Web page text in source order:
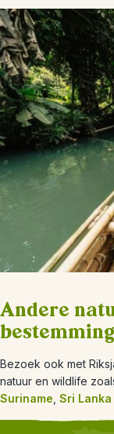
Andere
Bezoek ook met
natuur en wildlife
Suriname Sri Lanka